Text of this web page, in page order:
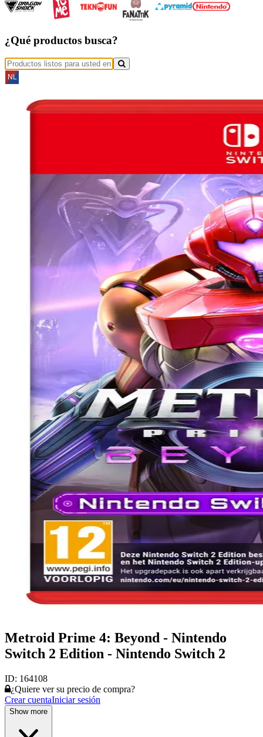
¿Qué productos busca?
Metroid Prime 4: Beyond - Nintendo
Switch 2 Edition - Nintendo Switch 2
ID: 164108
¿Quiere ver su precio de compra?
Crear cuentaIniciar sesión
Show more